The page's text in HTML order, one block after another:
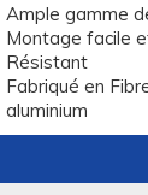
Ample gamme
Montage facile
Résistant
Fabriqué en
aluminium